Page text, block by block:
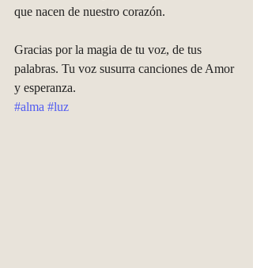
que nacen de nuestro corazón.
Gracias por la magia de tu voz, de tus
palabras. Tu voz susurra canciones de Amor
y esperanza.
#alma #luz